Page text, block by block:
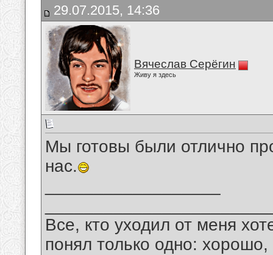
29.07.2015, 14:36
Вячеслав Серёгин
Живу я здесь
Мы готовы были отлично
нас.
Все, кто уходил от меня
понял только одно: